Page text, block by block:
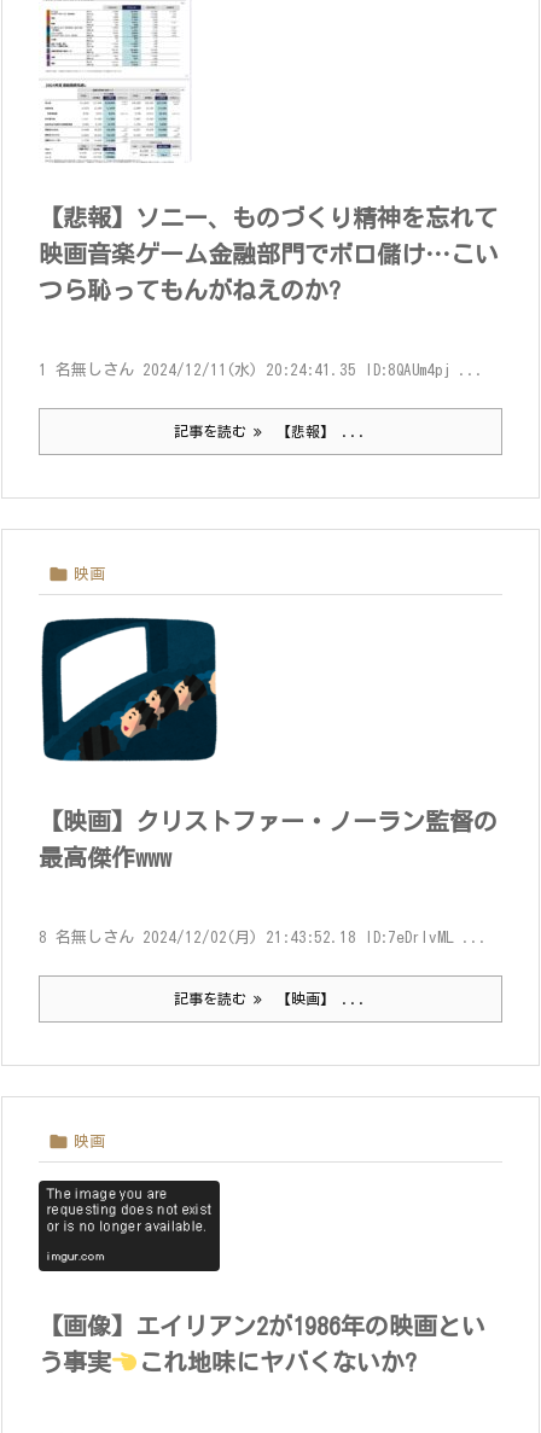
【悲報】ソニー、ものづくり精神を忘れて
映画音楽ゲーム金融部門でボロ儲け…こい
つら恥ってもんがねえのか?
1 名無しさん 2024/12/11(水) 20:24:41.35 ID:8QAUm4pj ...
記事を読む 【悲報】 ...
 映画
【映画】クリストファー・ノーラン監督の
最高傑作www
8 名無しさん 2024/12/02(月) 21:43:52.18 ID:7eDrlvML ...
記事を読む 【映画】 ...
 映画
【画像】エイリアン2が1986年の映画とい
う事実
これ地味にヤバくないか?